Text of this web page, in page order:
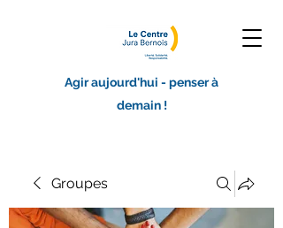
Agir aujourd'hui - penser à
demain !
Groupes